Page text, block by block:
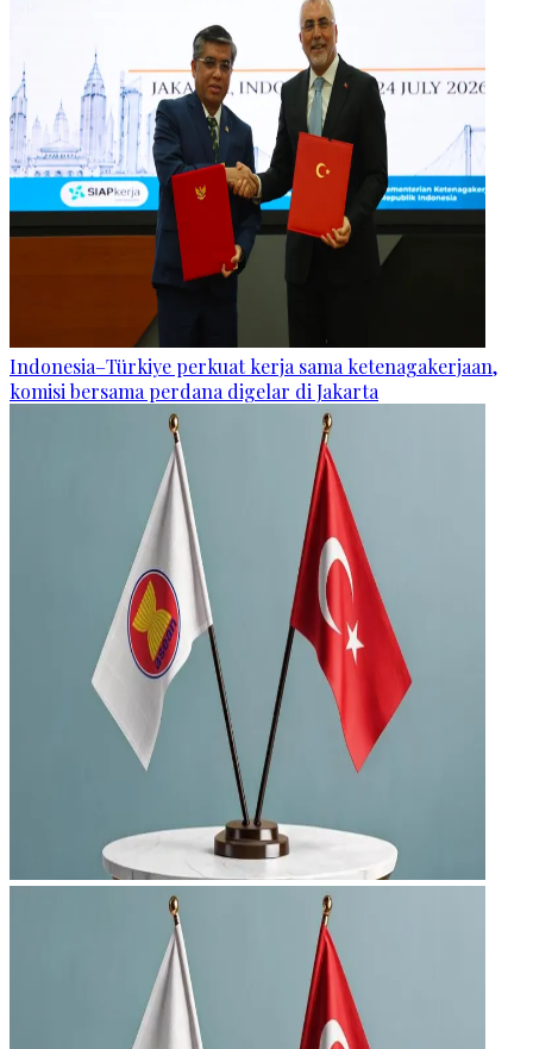
Indonesia–Türkiye perkuat kerja sama ketenagakerjaan,
komisi bersama perdana digelar di Jakarta